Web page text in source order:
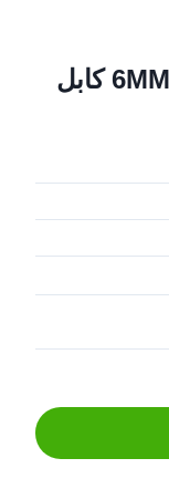
كابل تعويض غطاء النحاس 6MM كابل